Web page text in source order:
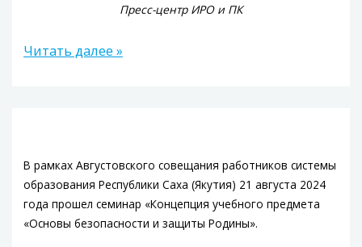
Пресс-центр ИРО и ПК
Читать далее »
В рамках Августовского совещания работников системы
образования Республики Саха (Якутия) 21 августа 2024
года прошел семинар «Концепция учебного предмета
«Основы безопасности и защиты Родины».